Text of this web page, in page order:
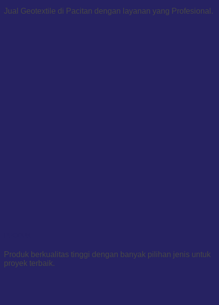
Jual Geotextile di Pacitan dengan layanan yang Profesional.
Produk berkualitas tinggi dengan banyak pilihan jenis untuk
proyek terbaik.